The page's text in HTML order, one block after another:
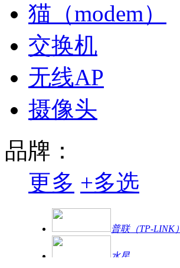
猫（modem）
交换机
无线AP
摄像头
品牌：
更多 +多选
普联（TP-LINK）
水星